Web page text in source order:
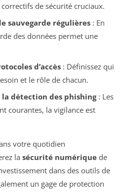
de sécurité cruciaux.
sauvegarde régulières: En
des données permet une
d’accès: Définissez qui
et le rôle de chacun.
la détection des phishing: Les
courantes, la vigilance est
votre quotidien
la sécurité numérique de
dans des outils de
un gage de protection